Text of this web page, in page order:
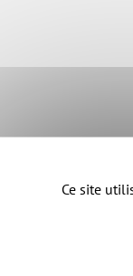
Ce site